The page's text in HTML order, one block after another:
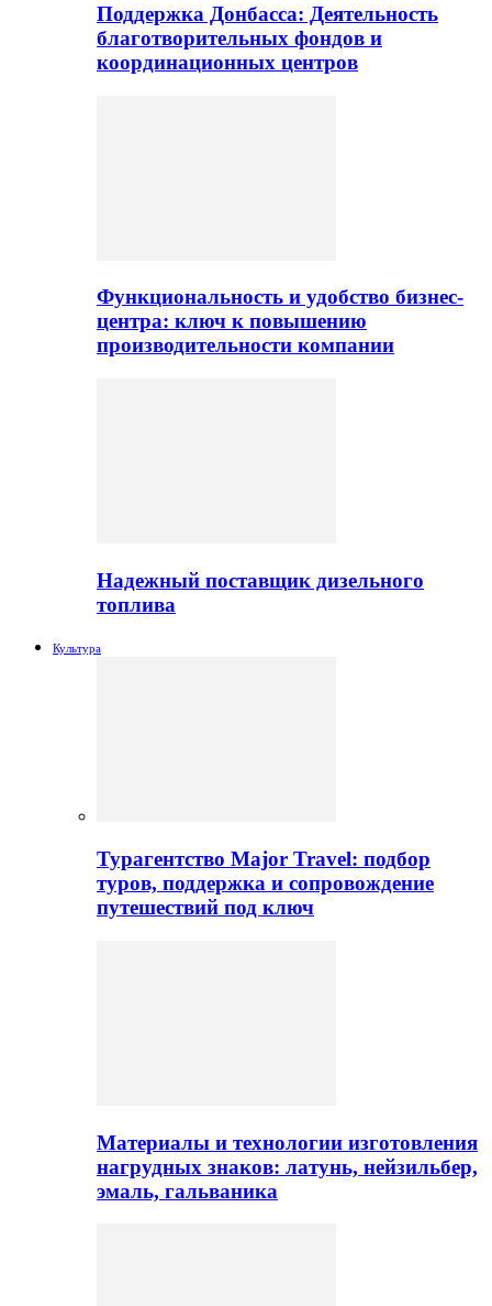
Поддержка Донбасса: Деятельность
благотворительных фондов и
координационных центров
Функциональность и удобство бизнес-
центра: ключ к повышению
производительности компании
Надежный поставщик дизельного
топлива
Культура
Турагентство Major Travel: подбор
туров, поддержка и сопровождение
путешествий под ключ
Материалы и технологии изготовления
нагрудных знаков: латунь, нейзильбер,
эмаль, гальваника